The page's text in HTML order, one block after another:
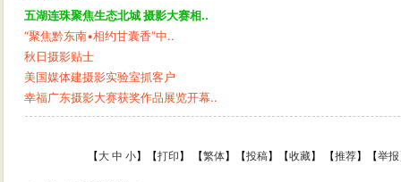
五湖连珠聚焦生态北城 摄影大赛相..
“聚焦黔东南•相约甘囊香”中..
秋日摄影贴士
美国媒体建摄影实验室抓客户
幸福广东摄影大赛获奖作品展览开幕..
【大 中 小】【打印】 【繁体】【投稿】【收藏】 【推荐】【举报